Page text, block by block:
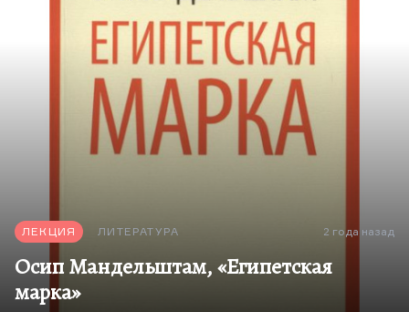
ЛЕКЦИЯ ЛИТЕРАТУРА 2 года назад
Осип Мандельштам, «Египетская
марка»